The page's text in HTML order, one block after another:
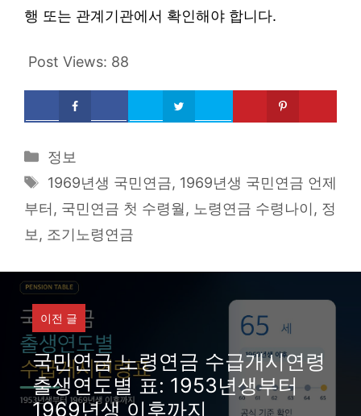
행 또는 관계기관에서 확인해야 합니다.
Post Views: 88
Categories
정보
Tags
1969년생 국민연금, 1969년생 국민연금 언제
부터, 국민연금 첫 수령월, 노령연금 수령나이, 정
보 , 조기노령연금
이전 글
국민연금 노령연금 수급개시연령
출생연도별 표: 1953년생부터
1969년생 이후까지